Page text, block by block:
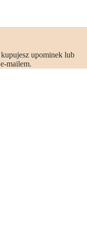
upominek lub
mailem.